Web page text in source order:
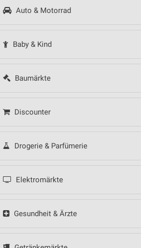
Auto & Motorrad
Baby & Kind
Baumärkte
Discounter
Drogerie & Parfümerie
Elektromärkte
Gesundheit & Ärzte